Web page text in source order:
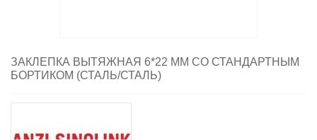
ЗАКЛЕПКА ВЫТЯЖНАЯ 6*22 ММ СО СТАНДАРТНЫМ
БОРТИКОМ (СТАЛЬ/СТАЛЬ)